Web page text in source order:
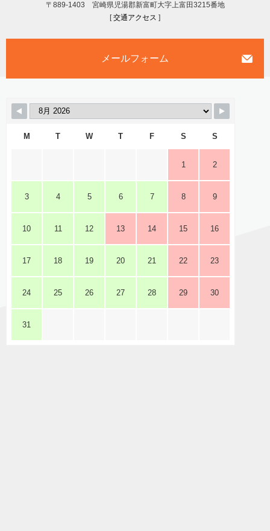
〒889-1403 宮崎県児湯郡新富町大字上富田3215番地
[交通アクセス ]
メールフォーム
M T W T F S S
1 2
3 4 5 6 7 8 9
10 11 12 13 14 15 16
17 18 19 20 21 22 23
24 25 26 27 28 29 30
31